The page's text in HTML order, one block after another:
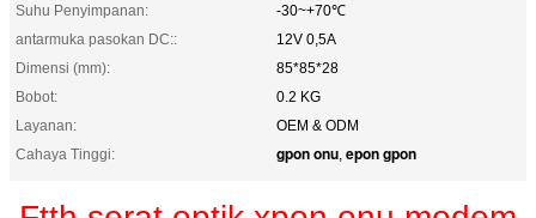
Suhu Penyimpanan:
-30~+70℃
antarmuka pasokan DC::
12V 0,5A
Dimensi (mm):
85*85*28
Bobot:
0.2 KG
Layanan:
OEM & ODM
Cahaya Tinggi:
gpon onu, epon gpon